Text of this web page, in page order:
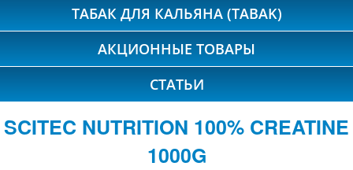
ТАБАК ДЛЯ КАЛЬЯНА (TABAK)
АКЦИОННЫЕ ТОВАРЫ
СТАТЬИ
SCITEC NUTRITION 100% CREATINE
1000G